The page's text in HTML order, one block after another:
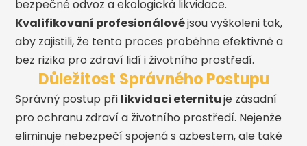
bezpečné odvoz a ekologická likvidace.
Kvalifikovaní profesionálovéjsou vyškoleni tak,
aby zajistili, že tento proces proběhne efektivně a
bez rizika pro zdraví lidí i životního prostředí.
Důležitost Správného Postupu
Správný postup při likvidaci eternituje zásadní
pro ochranu zdraví a životního prostředí. Nejenže
eliminuje nebezpečí spojená s azbestem, ale také